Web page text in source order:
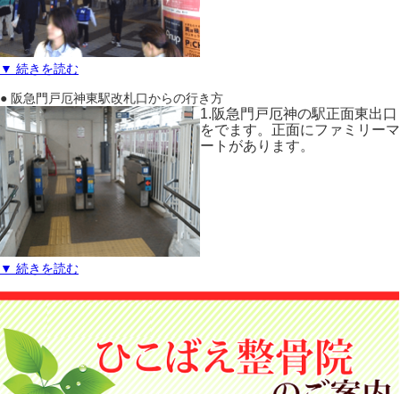
▼ 続きを読む
● 阪急門戸厄神東駅改札口からの行き方
1.阪急門戸厄神の駅正面東出口
をでます。正面にファミリーマ
ートがあります。
▼ 続きを読む